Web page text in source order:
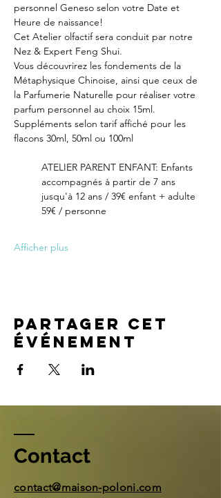
personnel Geneso selon votre Date et
Heure de naissance!
Cet Atelier olfactif sera conduit par notre
Nez & Expert Feng Shui.
Vous découvrirez les fondements de la
Métaphysique Chinoise, ainsi que ceux de
la Parfumerie Naturelle pour réaliser votre
parfum personnel au choix 15ml.
Suppléments selon tarif affiché pour les
flacons 30ml, 50ml ou 100ml
ATELIER PARENT ENFANT: Enfants
accompagnés à partir de 7 ans
jusqu'à 12 ans / 39€ enfant + adulte
59€ / personne
Afficher plus
Partager cet
événement
Contact
contact@maison-poloni.com